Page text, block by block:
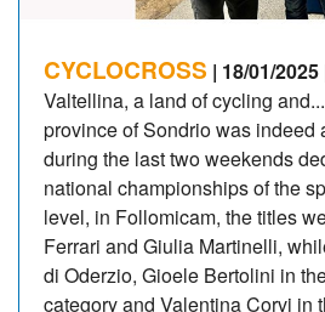
CYCLOCROSS | 18/01/
Valtellina, a land of cycling
province of Sondrio was indeed
during the last two weekends
national championships of the
level, in Follomicam, the titles
Ferrari and Giulia Martinelli,
di Oderzio, Gioele Bertolini in
category and Valentina Corvi in